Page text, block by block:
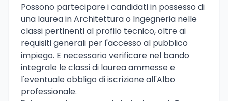
Possono partecipare i candidati in possesso di
una laurea in Architettura o Ingegneria nelle
classi pertinenti al profilo tecnico, oltre ai
requisiti generali per l'accesso al pubblico
impiego. E necessario verificare nel bando
integrale le classi di laurea ammesse e
l'eventuale obbligo di iscrizione all'Albo
professionale.